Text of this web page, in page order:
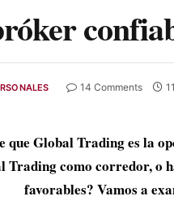
14 Comments
que Global Trading es la
Trading como corredor, o
favorables? Vamos a